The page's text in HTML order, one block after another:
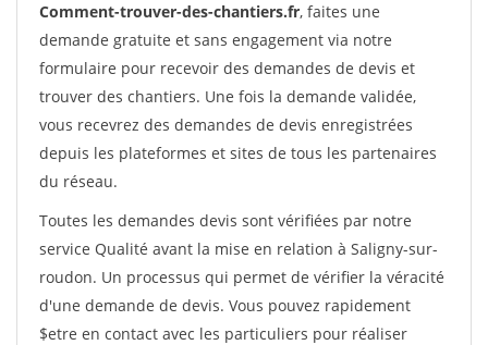
Comment-trouver-des-chantiers.fr, faites une
demande gratuite et sans engagement via notre
formulaire pour recevoir des demandes de devis et
trouver des chantiers. Une fois la demande validée,
vous recevrez des demandes de devis enregistrées
depuis les plateformes et sites de tous les partenaires
du réseau.
Toutes les demandes devis sont vérifiées par notre
service Qualité avant la mise en relation à Saligny-sur-
roudon. Un processus qui permet de vérifier la véracité
d'une demande de devis. Vous pouvez rapidement
$etre en contact avec les particuliers pour réaliser